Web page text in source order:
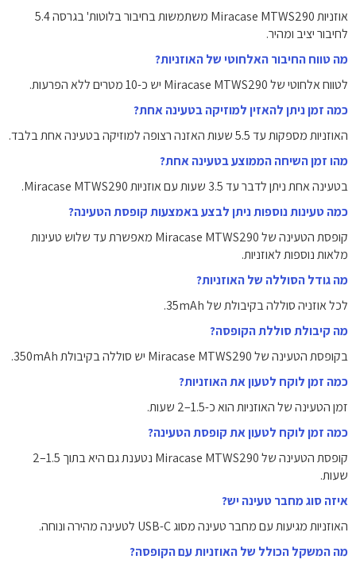
אוזניות Miracase MTWS290 משתמשות בחיבור בלוטות' בגרסה 5.4
לחיבור יציב ומהיר.
מה טווח החיבור האלחוטי של האוזניות?
לטווח אלחוטי של Miracase MTWS290 יש כ-10 מטרים ללא הפרעות.
כמה זמן ניתן להאזין למוזיקה בטעינה אחת?
האוזניות מספקות עד 5.5 שעות האזנה רצופה למוזיקה בטעינה אחת בלבד.
מהו זמן השיחה הממוצע בטעינה אחת?
בטעינה אחת ניתן לדבר עד 3.5 שעות עם אוזניות Miracase MTWS290.
כמה טעינות נוספות ניתן לבצע באמצעות קופסת הטעינה?
קופסת הטעינה של Miracase MTWS290 מאפשרת עד שלוש טעינות
מלאות נוספות לאוזניות.
מה גודל הסוללה של האוזניות?
לכל אוזניה סוללה בקיבולת של ‎35mAh.
מה קיבולת סוללת הקופסה?
בקופסת הטעינה של Miracase MTWS290 יש סוללה בקיבולת ‎350mAh.
כמה זמן לוקח לטעון את האוזניות?
זמן הטעינה של האוזניות הוא כ-1.5–2 שעות.
כמה זמן לוקח לטעון את קופסת הטעינה?
קופסת הטעינה של Miracase MTWS290 נטענת גם היא בתוך 1.5–2
שעות.
איזה סוג מחבר טעינה יש?
האוזניות מגיעות עם מחבר טעינה מסוג USB-C לטעינה מהירה ונוחה.
מה המשקל הכולל של האוזניות עם הקופסה?